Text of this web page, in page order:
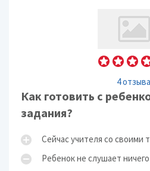
4 отзыва
Как готовить с
задания?
Сейчас учителя со своими
Ребенок не слушает